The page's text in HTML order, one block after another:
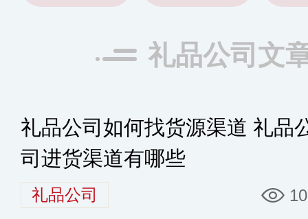
礼品公司文
礼品公司如何找货源渠道 礼品
司进货渠道有哪些
礼品公司